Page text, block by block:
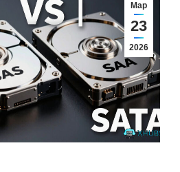
Мар
23
2026